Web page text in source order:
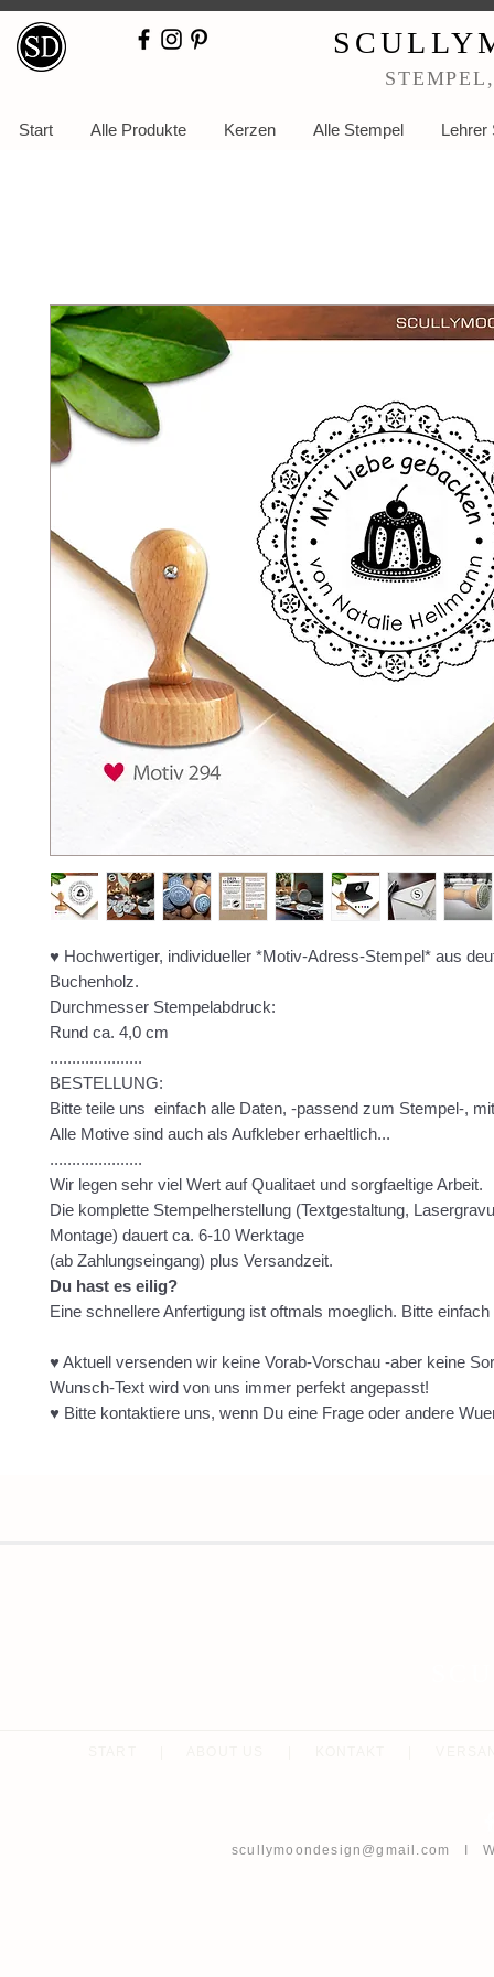
Start Alle Produkte Kerzen Alle Stempel Lehrer
♥ Hochwertiger, individueller *Motiv-Adress-Stempel* aus
Buchenholz.
Durchmesser Stempelabdruck:
Rund ca. 4,0 cm
.....................
BESTELLUNG:
Bitte teile uns einfach alle Daten, -passend zum Stempel-,
Alle Motive sind auch als Aufkleber erhaeltlich...
.....................
Wir legen sehr viel Wert auf Qualitaet und sorgfaeltige Arbeit.
Die komplette Stempelherstellung (Textgestaltung,
Montage) dauert ca. 6-10 Werktage
(ab Zahlungseingang) plus Versandzeit.
Du hast es eilig?
Eine schnellere Anfertigung ist oftmals moeglich. Bitte
♥ Aktuell versenden wir keine Vorab-Vorschau -aber keine
Wunsch-Text wird von uns immer perfekt angepasst!
♥ Bitte kontaktiere uns, wenn Du eine Frage oder andere
scullymoondesign@gmail.com I